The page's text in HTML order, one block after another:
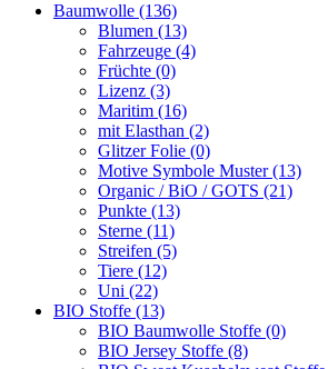
Baumwolle (136)
Blumen (13)
Fahrzeuge (4)
Früchte (0)
Lizenz (3)
Maritim (16)
mit Elasthan (2)
Glitzer Folie (0)
Motive Symbole Muster (13)
Organic / BiO / GOTS (21)
Punkte (13)
Sterne (11)
Streifen (5)
Tiere (12)
Uni (22)
BIO Stoffe (13)
BIO Baumwolle Stoffe (0)
BIO Jersey Stoffe (8)